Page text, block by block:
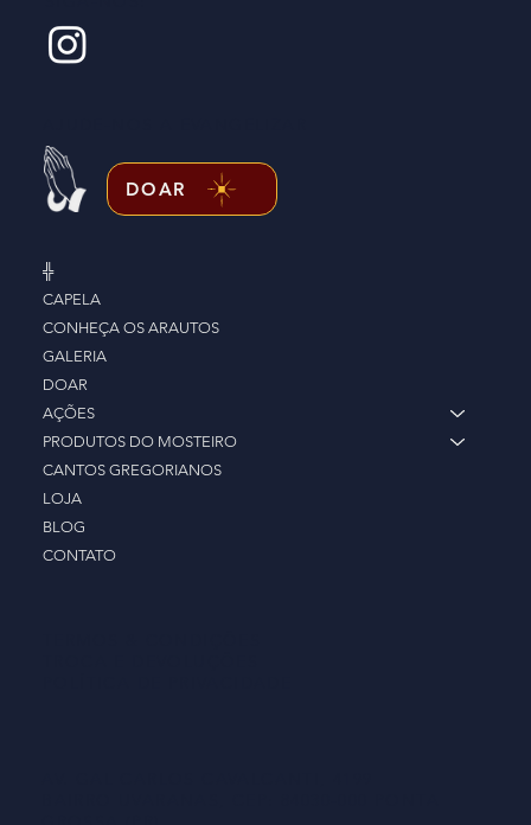
DOAR
╬
CAPELA
CONHEÇA OS ARAUTOS
GALERIA
DOAR
AÇÕES
PRODUTOS DO MOSTEIRO
CANTOS GREGORIANOS
LOJA
BLOG
CONTATO